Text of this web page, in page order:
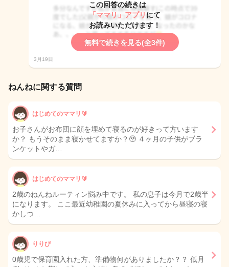
この回答の続きは
「ママリ」アプリ にて
お読みいただけます！
無料で続きを見る(全3件)
3月19日
ねんねに関する質問
はじめてのママリ🔰
お子さんがお布団に顔を埋めて寝るのが好きって方います
か？ もうそのまま寝かせてますか？🥹 ４ヶ月の子供がブラ
ンケットやガ…
はじめてのママリ🔰
2歳のねんねルーティン悩み中です。 私の息子は今月で2歳半
になります。 ここ最近幼稚園の夏休みに入ってから昼寝の寝
かしつ…
りりぴ
0歳児で保育園入れた方、準備物何がありましたか？？ 低月